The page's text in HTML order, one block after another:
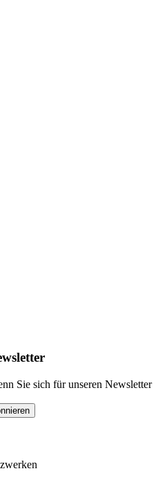
Sie sich für unseren Newsletter